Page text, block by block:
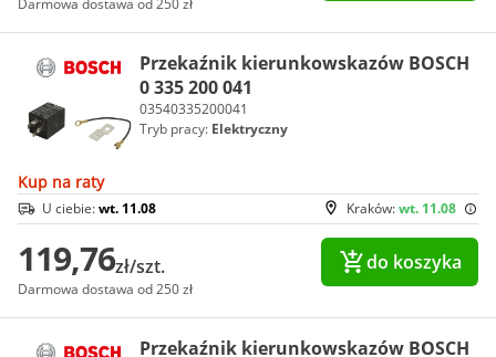
Darmowa dostawa od 250 zł
Przekaźnik kierunkowskazów BOSCH
0 335 200 041
03540335200041
Tryb pracy: Elektryczny
Kup na raty
Kraków:wt. 11.08
U ciebie:wt. 11.08
119,76zł/szt.
Darmowa dostawa od 250 zł
do koszyka
Przekaźnik kierunkowskazów BOSCH